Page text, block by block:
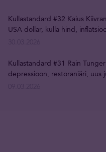
Kullastandard #32 Kaius
USA dollar, kulla hind,
Kullastandard #31 Rain
depressioon, restoraniäri, uus